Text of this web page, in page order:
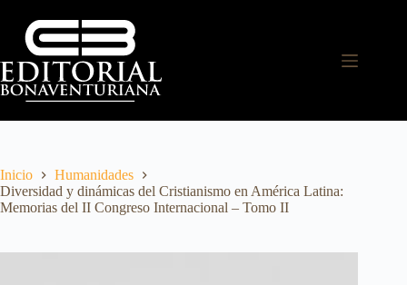
Inicio
Humanidades
Diversidad y dinámicas del Cristianismo en América Latina:
Memorias del II Congreso Internacional – Tomo II